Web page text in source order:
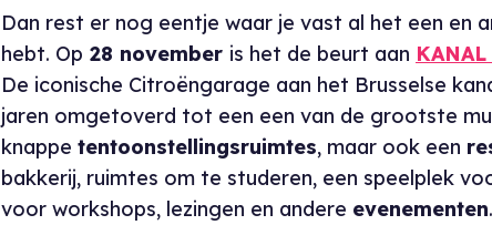
Dan rest er nog eentje waar je vast al het een en
hebt. Op 28 november is het de beurt aan
De iconische Citroëngarage aan het Brusselse
jaren omgetoverd tot een een van de grootste
knappe tentoonstellingsruimtes, maar ook een
bakkerij, ruimtes om te studeren, een speelplek
voor workshops, lezingen en andere evenementen